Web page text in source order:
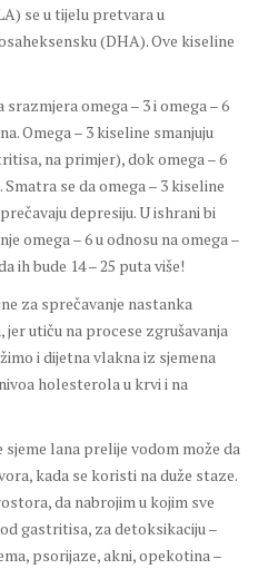
se u tijelu pretvara u
(DHA). Ove kiseline
omega – 3 i omega – 6
Omega – 3 kiseline smanjuju
na primjer), dok omega – 6
se da omega – 3 kiseline
depresiju. U ishrani bi
omega – 6 u odnosu na omega –
ih bude 14 – 25 puta više!
za sprečavanje nastanka
utiču na procese zgrušavanja
i dijetna vlakna iz sjemena
holesterola u krvi i na
lana prelije vodom može da
kada se koristi na duže staze.
da nabrojim u kojim sve
gastritisa, za detoksikaciju –
psorijaze, akni, opekotina –